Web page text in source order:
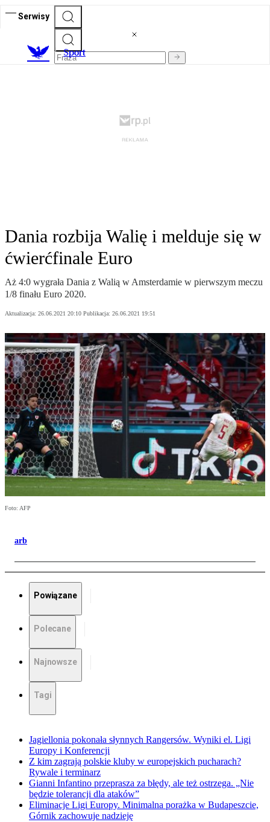
Serwisy
Sport
Dania rozbija Walię i melduje się w
ćwierćfinale Euro
Aż 4:0 wygrała Dania z Walią w Amsterdamie w pierwszym meczu
1/8 finału Euro 2020.
Aktualizacja: 26.06.2021 20:10 Publikacja: 26.06.2021 19:51
Foto: AFP
arb
Powiązane
Polecane
Najnowsze
Tagi
Jagiellonia pokonała słynnych Rangersów. Wyniki el. Ligi
Europy i Konferencji
Z kim zagrają polskie kluby w europejskich pucharach?
Rywale i terminarz
Gianni Infantino przeprasza za błędy, ale też ostrzega. „Nie
będzie tolerancji dla ataków”
Eliminacje Ligi Europy. Minimalna porażka w Budapeszcie,
Górnik zachowuje nadzieję